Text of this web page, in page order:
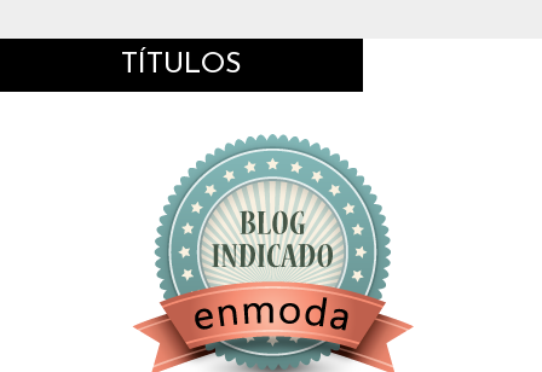
TÍTULOS